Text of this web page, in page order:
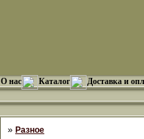
О нас Каталог Доставка и
» Разное